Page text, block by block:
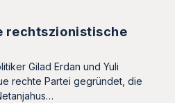
rechtszionistische
Gilad Erdan und Yuli
rechte Partei gegründet, die